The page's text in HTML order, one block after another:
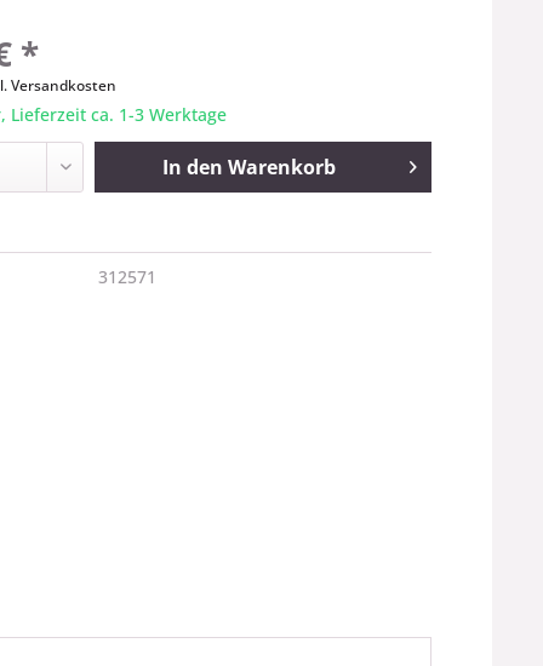
*
Versandkosten
Lieferzeit ca. 1-3 Werktage
In den Warenkorb
312571